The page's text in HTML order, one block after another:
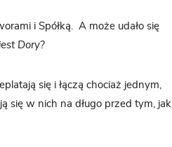
i Spółką. A może udało się
Dory?
się i łączą chociaż jednym,
się w nich na długo przed tym, jak